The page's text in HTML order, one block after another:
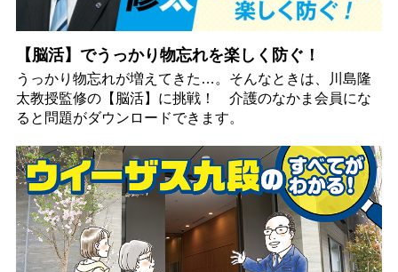
【脳活】でうっかり物忘れを楽しく防ぐ！
うっかり物忘れが増えてきた…。そんなときは、川島隆
太教授監修の【脳活】に挑戦！ 介護のなかま会員にな
ると問題がダウンロードできます。